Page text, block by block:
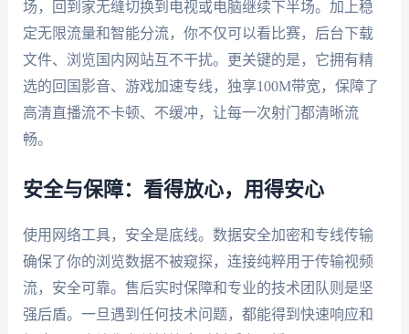
场，回到家无缝切换到电视或电脑继续下半场。加上稳
定无限流量和智能分流，你不仅可以看比赛，后台下载
文件、浏览国内网站互不干扰。更关键的是，它拥有精
选的回国影音、游戏加速专线，独享100M带宽，保障了
高清直播流不卡顿、不缓冲，让每一次射门都清晰流
畅。
安全与保障：看得放心，用得安心
使用网络工具，安全是底线。数据安全加密和专线传输
确保了你的浏览数据不被窥探，连接纯粹用于传输视频
流，安全可靠。售后实时保障和专业的技术团队则是坚
强后盾。一旦遇到任何技术问题，都能得到快速响应和